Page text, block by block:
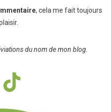
, cela me fait toujours
du nom de mon blog.
TikTok